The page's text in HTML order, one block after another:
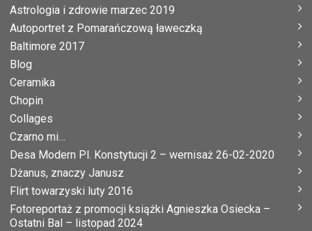
Astrologia i zdrowie marzec 2019
Autoportret z Pomarańczową ławeczką
Baltimore 2017
Blog
Ceramika
Chopin
Collages
Czarno mi…
Desa Modern Pl. Konstytucji 2 – wernisaż 26-02-2020
Dżanus, znaczy Janusz
Flirt towarzyski luty 2016
Fotoreportaż z promocji książki Agnieszka Osiecka –
Ostatni Bal – listopad 2024